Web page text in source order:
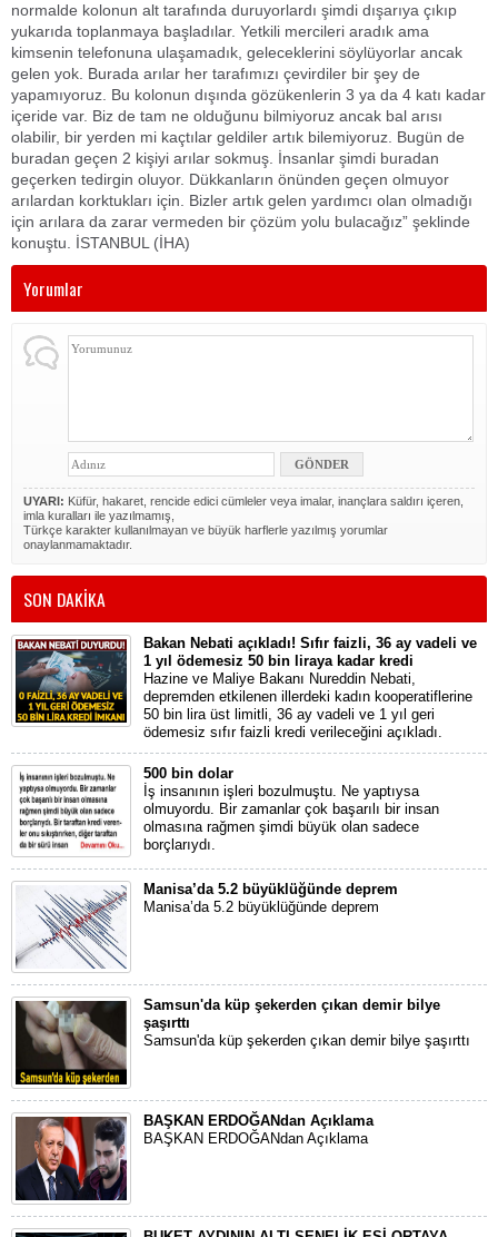
normalde kolonun alt tarafında duruyorlardı şimdi dışarıya çıkıp
yukarıda toplanmaya başladılar. Yetkili mercileri aradık ama
kimsenin telefonuna ulaşamadık, geleceklerini söylüyorlar ancak
gelen yok. Burada arılar her tarafımızı çevirdiler bir şey de
yapamıyoruz. Bu kolonun dışında gözükenlerin 3 ya da 4 katı kadar
içeride var. Biz de tam ne olduğunu bilmiyoruz ancak bal arısı
olabilir, bir yerden mi kaçtılar geldiler artık bilemiyoruz. Bugün de
buradan geçen 2 kişiyi arılar sokmuş. İnsanlar şimdi buradan
geçerken tedirgin oluyor. Dükkanların önünden geçen olmuyor
arılardan korktukları için. Bizler artık gelen yardımcı olan olmadığı
için arılara da zarar vermeden bir çözüm yolu bulacağız” şeklinde
konuştu. İSTANBUL (İHA)
Yorumlar
UYARI: Küfür, hakaret, rencide edici cümleler veya imalar, inançlara saldırı içeren,
imla kuralları ile yazılmamış,
Türkçe karakter kullanılmayan ve büyük harflerle yazılmış yorumlar
onaylanmamaktadır.
SON DAKİKA
Bakan Nebati açıkladı! Sıfır faizli, 36 ay vadeli ve
1 yıl ödemesiz 50 bin liraya kadar kredi
Hazine ve Maliye Bakanı Nureddin Nebati,
depremden etkilenen illerdeki kadın kooperatiflerine
50 bin lira üst limitli, 36 ay vadeli ve 1 yıl geri
ödemesiz sıfır faizli kredi verileceğini açıkladı.
500 bin dolar
İş insanının işleri bozulmuştu. Ne yaptıysa
olmuyordu. Bir zamanlar çok başarılı bir insan
olmasına rağmen şimdi büyük olan sadece
borçlarıydı.
Manisa’da 5.2 büyüklüğünde deprem
Manisa’da 5.2 büyüklüğünde deprem
Samsun'da küp şekerden çıkan demir bilye
şaşırttı
Samsun'da küp şekerden çıkan demir bilye şaşırttı
BAŞKAN ERDOĞANdan Açıklama
BAŞKAN ERDOĞANdan Açıklama